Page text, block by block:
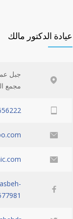
عيادة الدكتور مالك
جبل
مجمع
(6) (962)